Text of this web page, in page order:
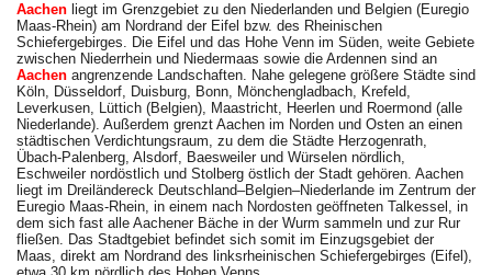
Aachen liegt im Grenzgebiet zu den Niederlanden und Belgien (Euregio
Maas-Rhein) am Nordrand der Eifel bzw. des Rheinischen
Schiefergebirges. Die Eifel und das Hohe Venn im Süden, weite Gebiete
zwischen Niederrhein und Niedermaas sowie die Ardennen sind an
Aachen angrenzende Landschaften. Nahe gelegene größere Städte sind
Köln, Düsseldorf, Duisburg, Bonn, Mönchengladbach, Krefeld,
Leverkusen, Lüttich (Belgien), Maastricht, Heerlen und Roermond (alle
Niederlande). Außerdem grenzt Aachen im Norden und Osten an einen
städtischen Verdichtungsraum, zu dem die Städte Herzogenrath,
Übach-Palenberg, Alsdorf, Baesweiler und Würselen nördlich,
Eschweiler nordöstlich und Stolberg östlich der Stadt gehören. Aachen
liegt im Dreiländereck Deutschland–Belgien–Niederlande im Zentrum der
Euregio Maas-Rhein, in einem nach Nordosten geöffneten Talkessel, in
dem sich fast alle Aachener Bäche in der Wurm sammeln und zur Rur
fließen. Das Stadtgebiet befindet sich somit im Einzugsgebiet der
Maas, direkt am Nordrand des linksrheinischen Schiefergebirges (Eifel),